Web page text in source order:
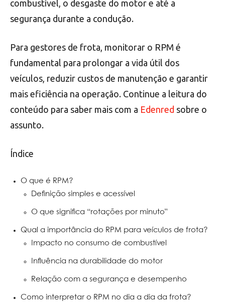
combustível, o desgaste do motor e até a
segurança durante a condução.
Para gestores de frota, monitorar o RPM é
fundamental para prolongar a vida útil dos
veículos, reduzir custos de manutenção e garantir
mais eficiência na operação. Continue a leitura do
conteúdo para saber mais com a Edenred sobre o
assunto.
Índice
O que é RPM?
Definição simples e acessível
O que significa “rotações por minuto”
Qual a importância do RPM para veículos de frota?
Impacto no consumo de combustível
Influência na durabilidade do motor
Relação com a segurança e desempenho
Como interpretar o RPM no dia a dia da frota?